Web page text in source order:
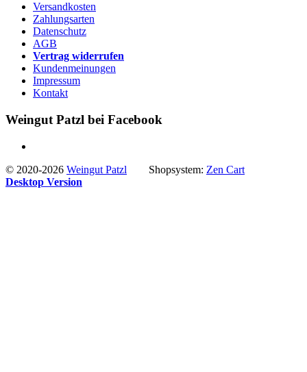
Versandkosten
Zahlungsarten
Datenschutz
AGB
Vertrag widerrufen
Kundenmeinungen
Impressum
Kontakt
Weingut Patzl bei Facebook
© 2020-2026 Weingut Patzl Shopsystem: Zen Cart
Desktop Version